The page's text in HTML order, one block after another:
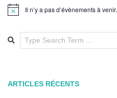
Notice Il n’y a pas d’évènements à venir.
ARTICLES RÉCENTS